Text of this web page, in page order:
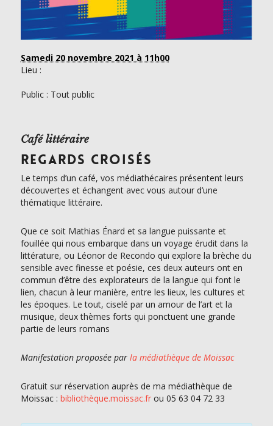
Samedi 20 novembre 2021 à 11h00
Lieu :
Public : Tout public
Café littéraire
REGARDS CROISÉS
Le temps d’un café, vos médiathécaires présentent leurs
découvertes et échangent avec vous autour d’une
thématique littéraire.
Que ce soit Mathias Énard et sa langue puissante et
fouillée qui nous embarque dans un voyage érudit dans la
littérature, ou Léonor de Recondo qui explore la brèche du
sensible avec finesse et poésie, ces deux auteurs ont en
commun d’être des explorateurs de la langue qui font le
lien, chacun à leur manière, entre les lieux, les cultures et
les époques. Le tout, ciselé par un amour de l’art et la
musique, deuxthèmes forts qui ponctuent une grande
partie de leurs romans
Manifestation proposée par la médiathèque de Moissac
Gratuit sur réservation auprès de ma médiathèque de
Moissac : bibliothèque.moissac.frou 05 63 04 72 33